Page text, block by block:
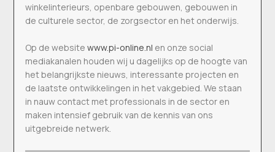
winkelinterieurs, openbare gebouwen, gebouwen in
de culturele sector, de zorgsector en het onderwijs.
Op de websitewww.pi-online.nl en onze social
mediakanalen houden wij u dagelijks op de hoogte van
het belangrijkste nieuws, interessante projecten en
de laatste ontwikkelingen in het vakgebied. We staan
in nauw contact met professionals in de sector en
maken intensief gebruik van de kennis van ons
uitgebreide netwerk.